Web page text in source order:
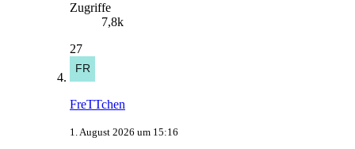
Zugriffe
7,8k
27
FreTTchen
1. August 2026 um 15:16